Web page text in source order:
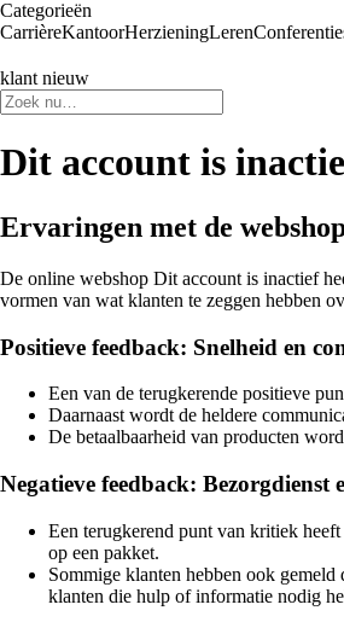
Categorieën
CarrièreKantoorHerzieningLeren
klant nieuw
Dit account is
Ervaringen met de
De online webshop Dit account is inactief
vormen van wat klanten te zeggen hebben
Positieve feedback: Snelheid en
Een van de terugkerende positieve
Daarnaast wordt de heldere
De betaalbaarheid van producten
Negatieve feedback: Bezorgdienst
Een terugkerend punt van kritiek
op een pakket.
Sommige klanten hebben ook
klanten die hulp of informatie nodig